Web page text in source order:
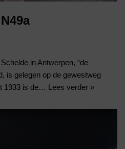
in Antwerpen, “de
is gelegen op de gewestweg
1933 is de… Lees verder »